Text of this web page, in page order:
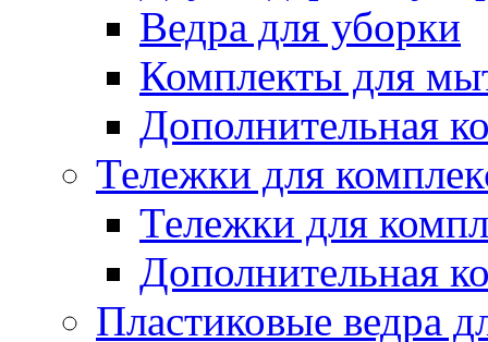
Ведра для уборки
Комплекты для
Дополнительная
Тележки для
Тележки для
Дополнительная
Пластиковые ведра